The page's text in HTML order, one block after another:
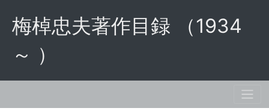
梅棹忠夫著作目録 （1934
～ ）